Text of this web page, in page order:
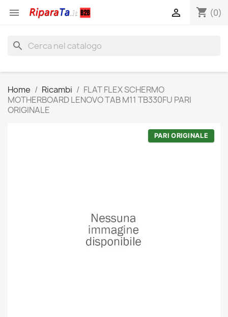
 shopping_cart (0)

search
Home Ricambi
FLAT FLEX SCHERMO
MOTHERBOARD LENOVO TAB M11 TB330FU PARI
ORIGINALE
PARI ORIGINALE